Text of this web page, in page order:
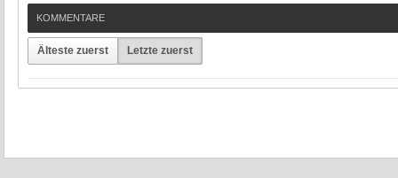
KOMMENTARE
Älteste zuerst Letzte zuerst